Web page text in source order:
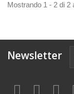
Mostrando 1 - 2 di 2
Newsletter